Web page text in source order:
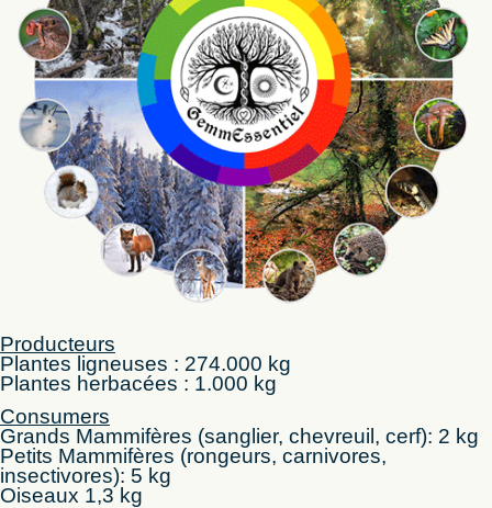
Producteurs
Plantes ligneuses : 274.000 kg
Plantes herbacées : 1.000 kg
Consumers
Grands Mammifères (sanglier, chevreuil, cerf): 2 kg
Petits Mammifères (rongeurs, carnivores,
insectivores): 5 kg
Oiseaux 1,3 kg